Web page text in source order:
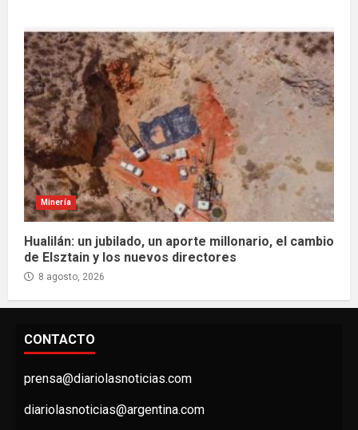
Minería
Hualilán: un jubilado, un aporte millonario, el cambio
de Elsztain y los nuevos directores
8 agosto, 2026
CONTACTO
prensa@diariolasnoticias.com
diariolasnoticias@argentina.com